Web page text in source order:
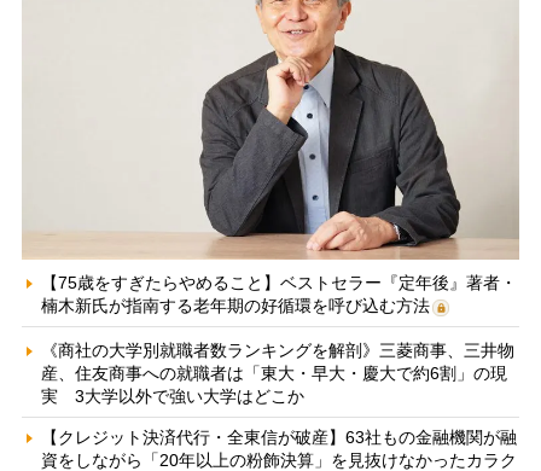
【75歳をすぎたらやめること】ベストセラー『定年後』著者・
楠木新氏が指南する老年期の好循環を呼び込む方法
《商社の大学別就職者数ランキングを解剖》三菱商事、三井物
産、住友商事への就職者は「東大・早大・慶大で約6割」の現
実 3大学以外で強い大学はどこか
【クレジット決済代行・全東信が破産】63社もの金融機関が融
資をしながら「20年以上の粉飾決算」を見抜けなかったカラク